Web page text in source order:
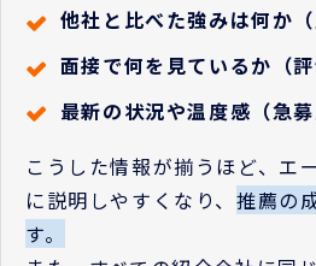
他社と比べた強みは何か（
面接で何を見ているか（評
最新の状況や温度感（急募
こうした情報が揃うほど、エ
に説明しやすくなり、 推薦の
す。